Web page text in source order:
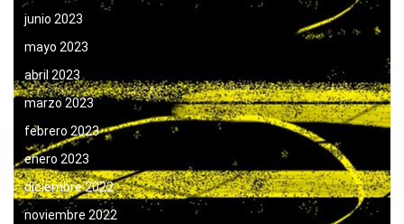
junio 2023
mayo 2023
abril 2023
marzo 2023
febrero 2023
enero 2023
diciembre 2022
noviembre 2022